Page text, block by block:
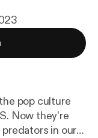
pop culture
Now they're
in our